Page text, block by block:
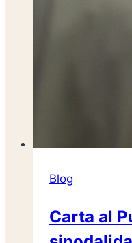
Blog
Carta al